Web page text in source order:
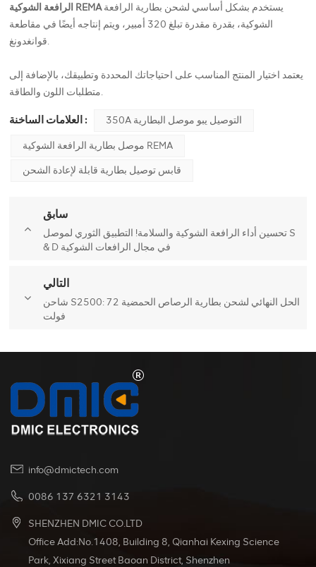
الرافعة الشوكية REMAيستخدم بشكل أساسي لشحن بطارية الرافعة
الشوكية، بقدرة مقدرة تبلغ 320 أمبير، ويتم إنتاجه أيضًا في مقاطعة
قوانغدونغ.
يعتمد اختيار المنتج المناسب على احتياجاتك المحددة وتطبيقك، بالإضافة إلى
متطلبات اللون والطاقة.
العلامات الساخنة : 350A التوصيل يبو موصل البطارية
موصل بطارية الرافعة الشوكية REMA
قابس توصيل بطارية قابلة لإعادة الشحن
سابق
تحسين أداء الرافعة الشوكية والسلامة! التطبيق الثوري لموصل S
& D في مجال الرافعات الشوكية
التالي
شاحن S2500: الحل النهائي لشحن بطارية الرصاص الحمضية 72
فولت
info@dmictech.com
0086 137 6321 3143
SHENZHEN DMIC CO.LTD
Office Add:No.1408, Building 8, Qianhai Kexing Science
Park, Xixiang Street Baoan District, Shenzhen